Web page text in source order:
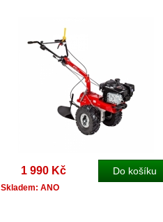
1 990 Kč
Skladem: ANO